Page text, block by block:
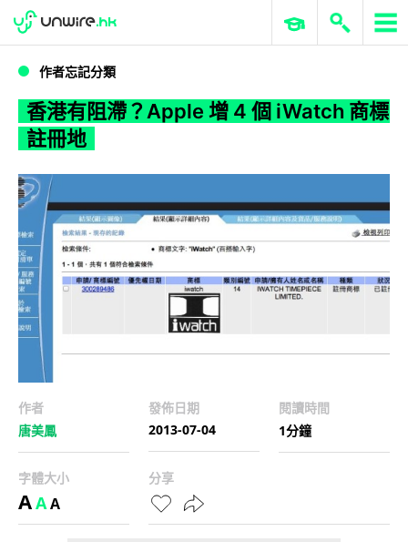
WWDC 2026 ERP 與商業 AI
作者忘記分類
香港有阻滯？Apple 增 4 個 iWatch 商標
註冊地
作者
唐美鳳
發佈日期
2013-07-04
閱讀時間
1分鐘
字體大小
AAA
分享